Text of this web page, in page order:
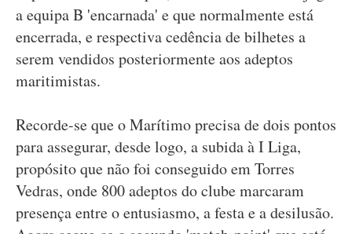
a equipa B 'encarnada' e que normalmente está
encerrada, e respectiva cedência de bilhetes a
serem vendidos posteriormente aos adeptos
maritimistas.
Recorde-se que o Marítimo precisa de dois pontos
para assegurar, desde logo, a subida à I Liga,
propósito que não foi conseguido em Torres
Vedras, onde 800 adeptos do clube marcaram
presença entre o entusiasmo, a festa e a desilusão.